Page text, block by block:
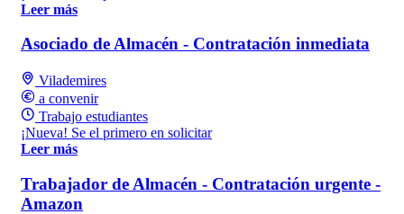
Leer más
Asociado de Almacén - Contratación inmediata
Vilademires
a convenir
Trabajo estudiantes
¡Nueva! Se el primero en solicitar
Leer más
Trabajador de Almacén - Contratación urgente -
Amazon